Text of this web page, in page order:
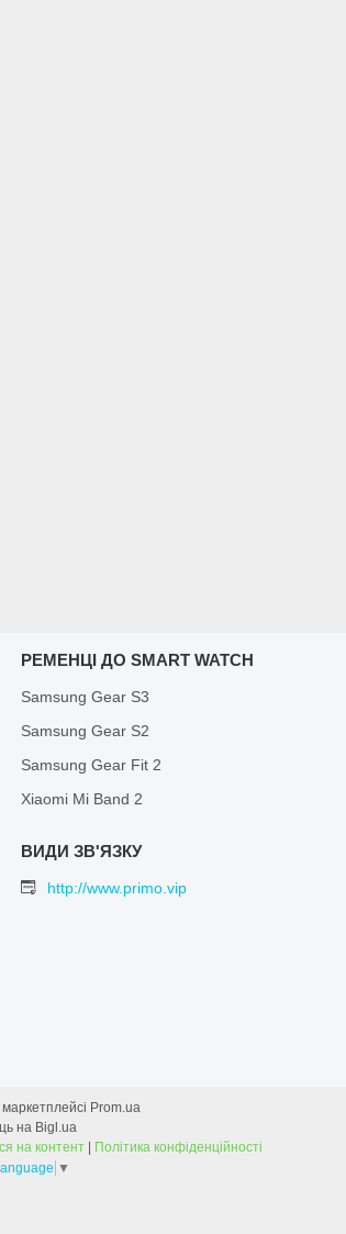
РЕМЕНЦІ ДО SMART WATCH
Samsung Gear S3
Samsung Gear S2
Samsung Gear Fit 2
Xiaomi Mi Band 2
http://www.primo.vip
Prom.ua
на Bigl.ua
на контент | Політика конфіденційності
▼